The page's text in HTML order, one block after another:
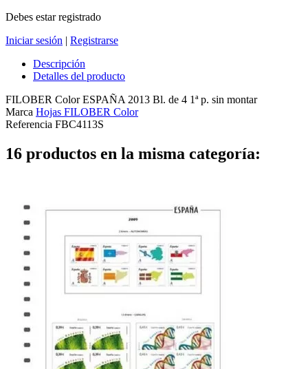
Debes estar registrado
Iniciar sesión | Registrarse
Descripción
Detalles del producto
FILOBER Color ESPAÑA 2013 Bl. de 4 1ª p. sin montar
Marca Hojas FILOBER Color
Referencia FBC4113S
16 productos en la misma categoría: